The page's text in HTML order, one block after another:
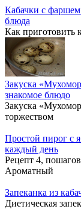
Кабачки с фаршем
блюда
Как приготовить
Закуска
знакомое блюдо
Закуска
торжеством
Простой пирог с
каждый день
Рецепт 4,
Ароматный
Запеканка из
Диетическая